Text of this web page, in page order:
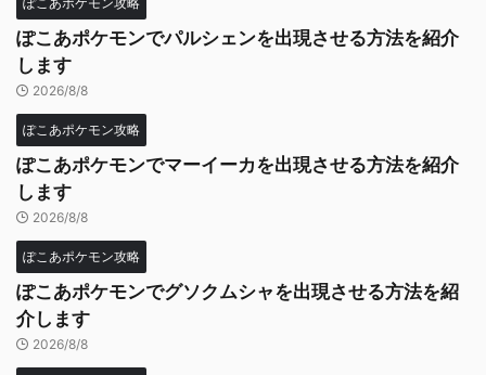
ぽこあポケモンでパルシェンを出現させる方法を紹介
します
2026/8/8
ぽこあポケモン攻略
ぽこあポケモンでマーイーカを出現させる方法を紹介
します
2026/8/8
ぽこあポケモン攻略
ぽこあポケモンでグソクムシャを出現させる方法を紹
介します
2026/8/8